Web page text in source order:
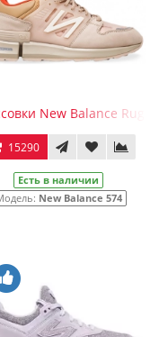
New Balance Ruga
15290
Есть в наличии
New Balance 574